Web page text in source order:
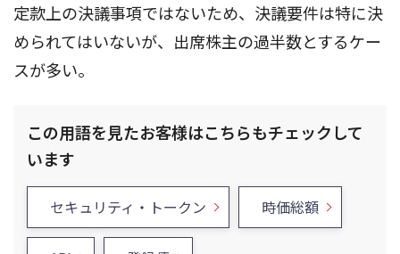
定款上の決議事項ではないため、決議要件は特に決
められてはいないが、出席株主の過半数とするケー
スが多い。
この用語を見たお客様はこちらもチェックして
います
セキュリティ・トークン 時価総額